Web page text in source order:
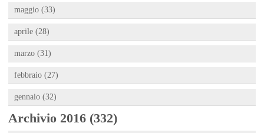
maggio (33)
aprile (28)
marzo (31)
febbraio (27)
gennaio (32)
Archivio 2016 (332)